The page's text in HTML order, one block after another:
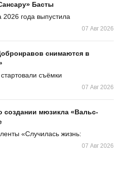
Басты
2026 года выпустила
07 Авг 2026
снимаются в
съёмки
07 Авг 2026
мюзикла «Вальс-
«Случилась жизнь:
07 Авг 2026